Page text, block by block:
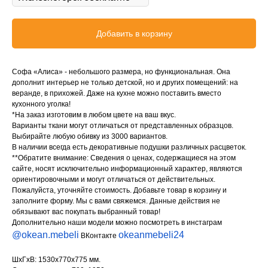
Добавить в корзину
Софа «Алиса» - небольшого размера, но функциональная. Она
дополнит интерьер не только детской, но и других помещений: на
веранде, в прихожей. Даже на кухне можно поставить вместо
кухонного уголка!
*На заказ изготовим в любом цвете на ваш вкус.
Варианты ткани могут отличаться от представленных образцов.
Выбирайте любую обивку из 3000 вариантов.
В наличии всегда есть декоративные подушки различных расцветок.
**Обратите внимание: Сведения о ценах, содержащиеся на этом
сайте, носят исключительно информационный характер, являются
ориентировочными и могут отличаться от действительных.
Пожалуйста, уточняйте стоимость. Добавьте товар в корзину и
заполните форму. Мы с вами свяжемся. Данные действия не
обязывают вас покупать выбранный товар!
Дополнительно наши модели можно посмотреть в инстаграм
@okean.mebeli ВКонтакте okeanmebeli24
ШхГхВ: 1530х770х775 мм.